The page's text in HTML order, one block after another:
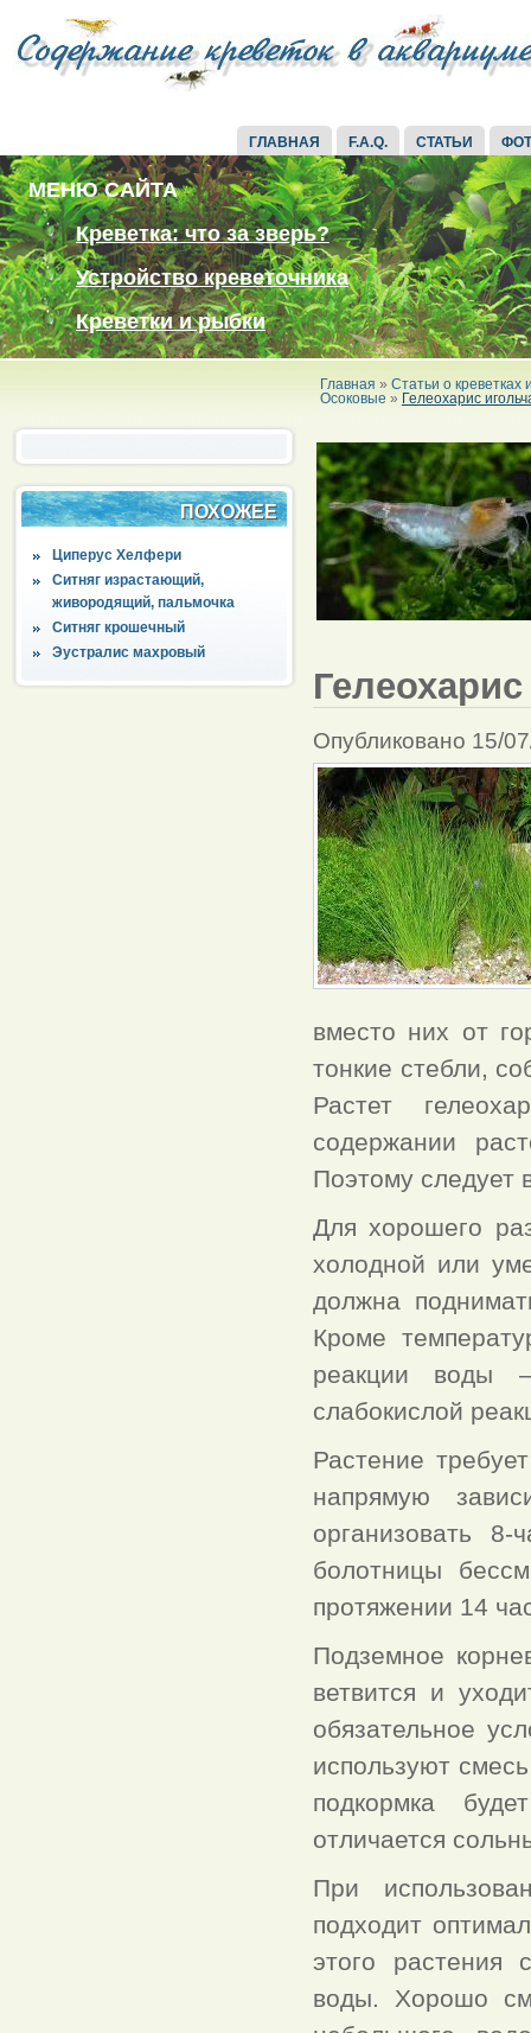
ГЛАВНАЯ F.A.Q. СТАТЬИ
МЕНЮ САЙТА
Креветка: что за зверь?
Устройство креветочника
Креветки и рыбки
Главная » Статьи о креветках
Осоковые » Гелеохарис
ПОХОЖЕЕ
Циперус Хелфери
Ситняг израстающий,
живородящий, пальмочка
Ситняг крошечный
Эустралис махровый
Опубликовано 15/
вместо них от
тонкие стебли,
Растет
содержании
Поэтому следует
Для хорошего
холодной или
должна
Кроме
реакции воды
слабокислой
Растение
напрямую
организовать
болотницы
протяжении 14
Подземное
ветвится и
обязательное
используют
подкормка
отличается
При
подходит
этого растения
воды. Хорошо